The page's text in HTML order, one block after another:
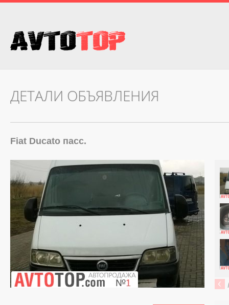
ДЕТАЛИ ОБЪЯВЛЕНИЯ
Fiat Ducato пасс.